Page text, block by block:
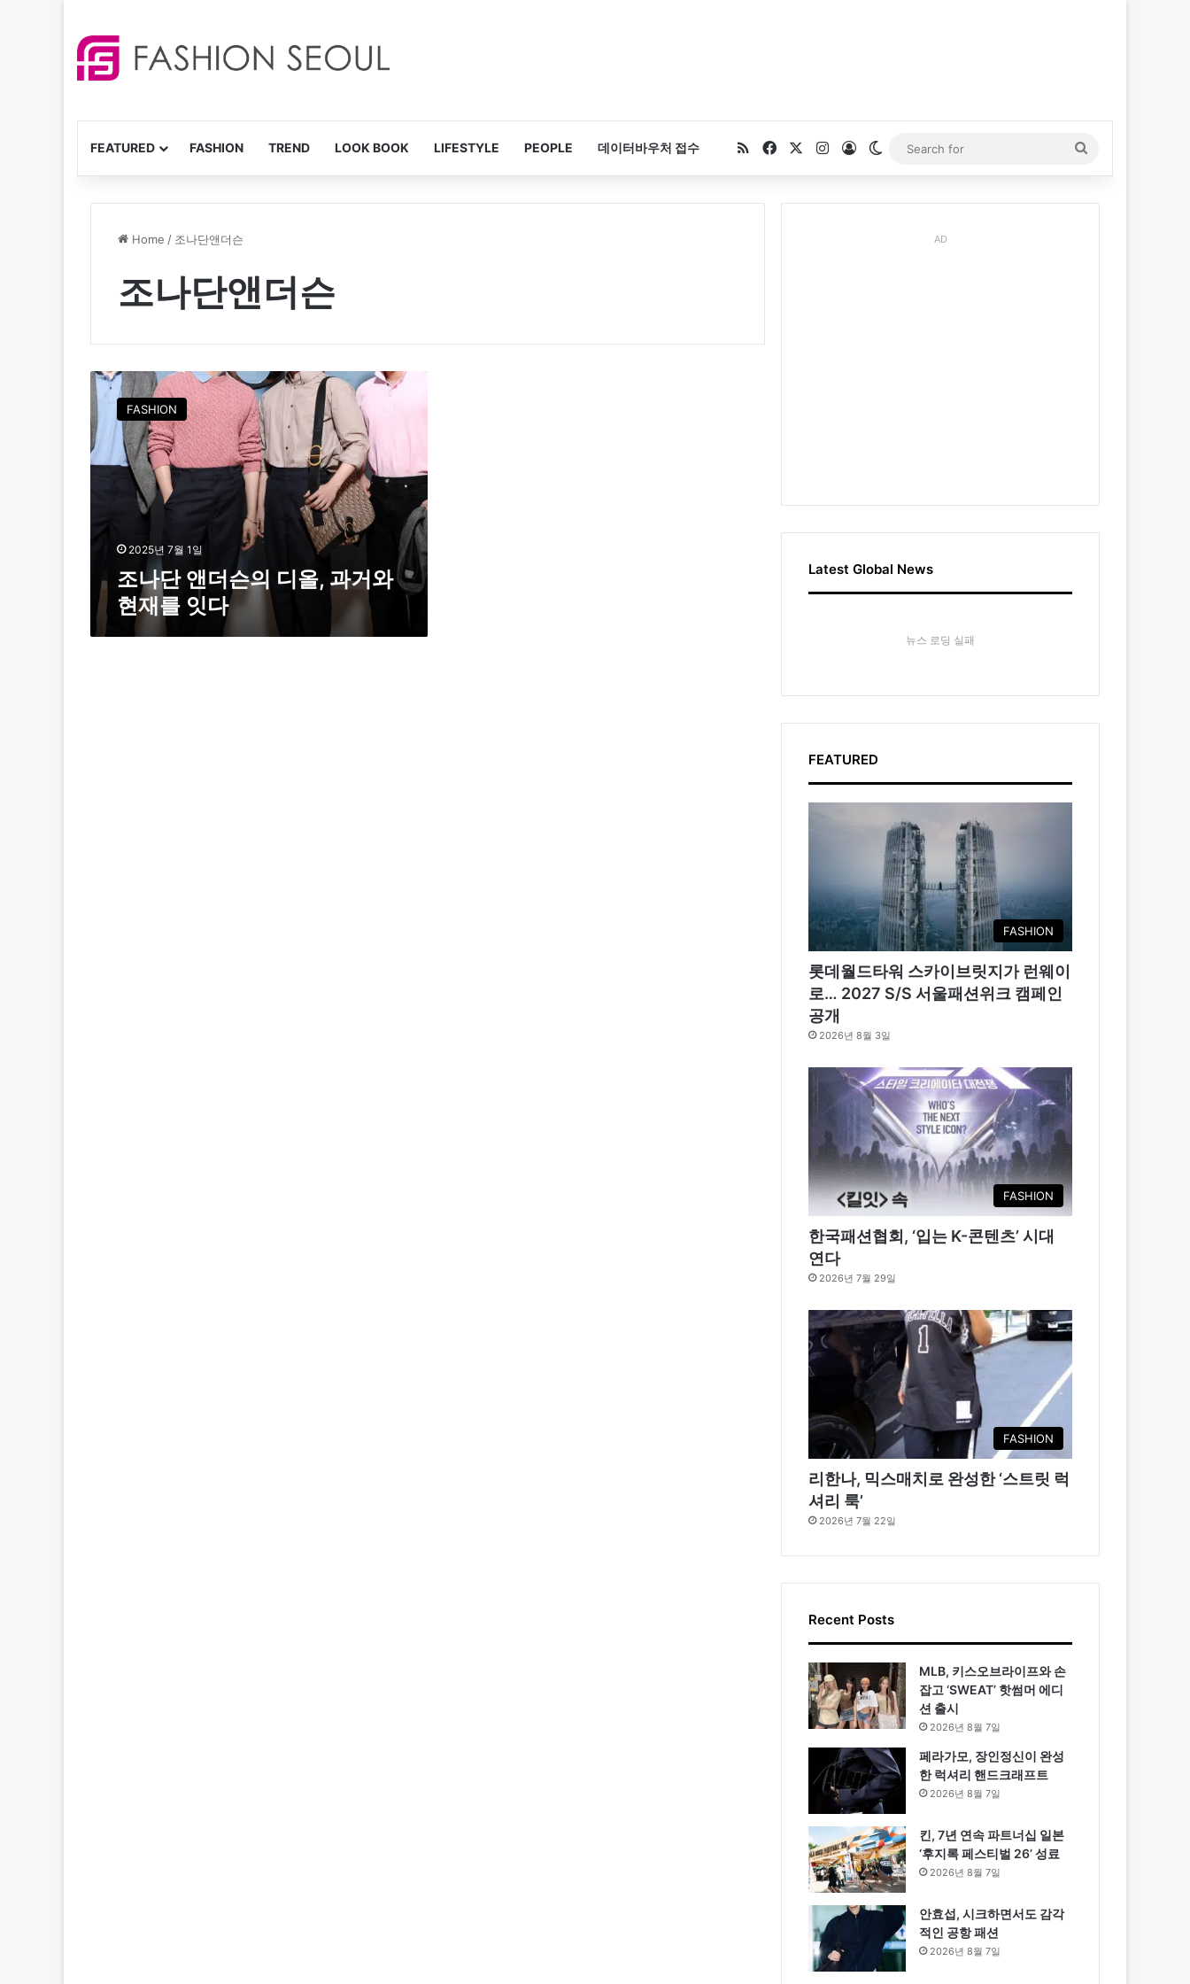
FEATURED FASHION TREND LOOK BOOK LIFESTYLE PEOPLE 데이터바우처 접수 RSS FacebookInstagram
Log InSwitch skin
for
Home / 조나단앤더슨
조나단앤더슨
조
나
단
앤
더
거
와
재
FASHION
2025년 7월 1일
조나단 앤더슨의 디올, 과거와
현재를 잇다
AD
Latest Global News
뉴스 로딩 실패
FEATURED
FASHION
롯데월드타워 스카이브릿지가 런웨이
로… 2027 S/S 서울패션위크 캠페인
공개
2026년 8월 3일
FASHION
한국패션협회, ‘입는 K-콘텐츠’ 시대
연다
2026년 7월 29일
FASHION
리한나, 믹스매치로 완성한 ‘스트릿 럭
셔리 룩’
2026년 7월 22일
Recent Posts
MLB, 키스오브라이프와 손
잡고 ‘SWEAT’ 핫썸머 에디
션 출시
2026년 8월 7일
페라가모, 장인정신이 완성
한 럭셔리 핸드크래프트
2026년 8월 7일
킨, 7년 연속 파트너십 일본
‘후지록 페스티벌 26’ 성료
2026년 8월 7일
안효섭, 시크하면서도 감각
적인 공항 패션
2026년 8월 7일